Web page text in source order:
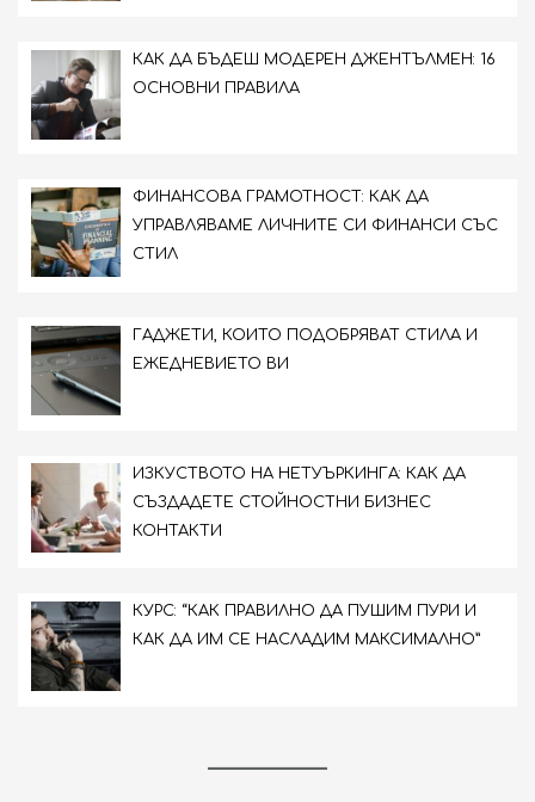
КАК ДА БЪДЕШ МОДЕРЕН ДЖЕНТЪЛМЕН: 16
ОСНОВНИ ПРАВИЛА
ФИНАНСОВА ГРАМОТНОСТ: КАК ДА
УПРАВЛЯВАМЕ ЛИЧНИТЕ СИ ФИНАНСИ СЪС
СТИЛ
ГАДЖЕТИ, КОИТО ПОДОБРЯВАТ СТИЛА И
ЕЖЕДНЕВИЕТО ВИ
ИЗКУСТВОТО НА НЕТУЪРКИНГА: КАК ДА
СЪЗДАДЕТЕ СТОЙНОСТНИ БИЗНЕС
КОНТАКТИ
КУРС: “КАК ПРАВИЛНО ДА ПУШИМ ПУРИ И
КАК ДА ИМ СЕ НАСЛАДИМ МАКСИМАЛНО”